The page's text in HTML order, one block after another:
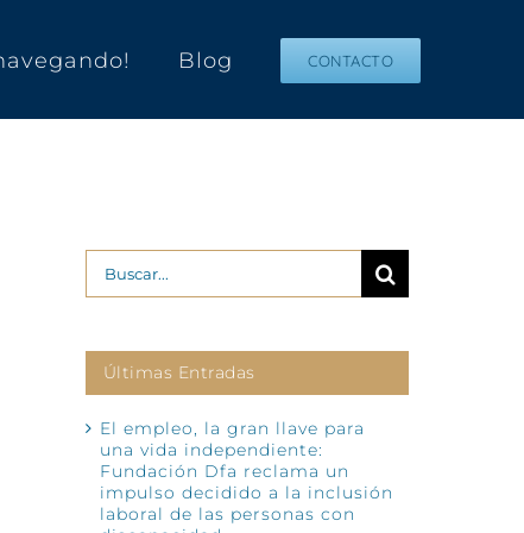
Blog CONTACTO
Buscar:
Últimas Entradas
El empleo, la gran llave para
una vida independiente:
Fundación Dfa reclama un
impulso decidido a la inclusión
laboral de las personas con